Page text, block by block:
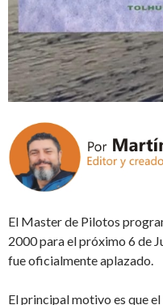
El Master de Pilotos
2000 para el próximo 6 de
fue oficialmente aplazado.
El principal motivo es que